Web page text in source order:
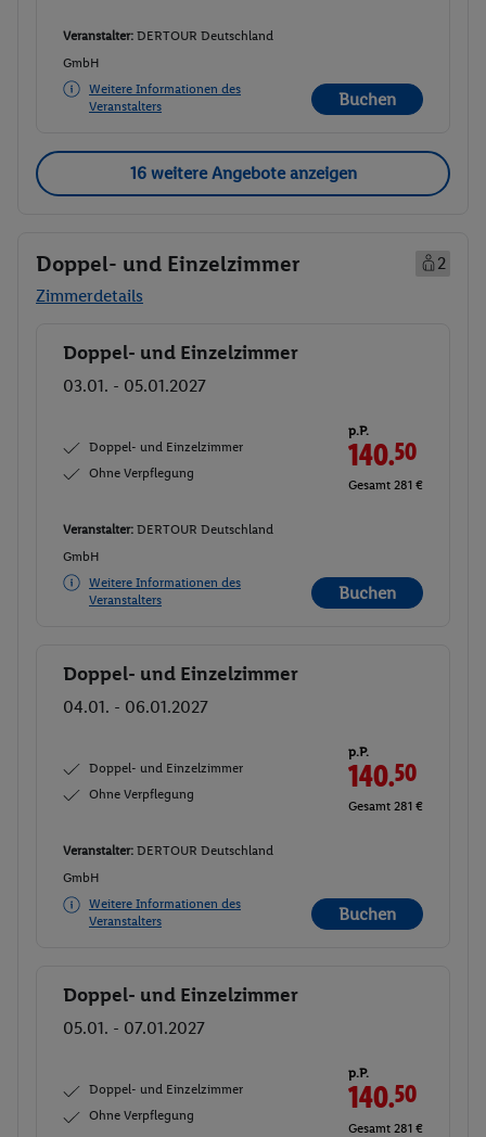
Veranstalter: DERTOUR Deutschland
GmbH
Weitere Informationen des
Veranstalters
Buchen
16 weitere Angebote anzeigen
Doppel- und Einzelzimmer
2
Zimmerdetails
Buchen
Doppel- und Einzelzimmer
03.01. - 05.01.2027
Doppel- und Einzelzimmer
Ohne Verpflegung
p.P.
140.50
Gesamt 281 €
Veranstalter: DERTOUR Deutschland
GmbH
Weitere Informationen des
Veranstalters
Buchen
Buchen
Doppel- und Einzelzimmer
04.01. - 06.01.2027
Doppel- und Einzelzimmer
Ohne Verpflegung
p.P.
140.50
Gesamt 281 €
Veranstalter: DERTOUR Deutschland
GmbH
Weitere Informationen des
Veranstalters
Buchen
Buchen
Doppel- und Einzelzimmer
05.01. - 07.01.2027
Doppel- und Einzelzimmer
Ohne Verpflegung
p.P.
140.50
Gesamt 281 €